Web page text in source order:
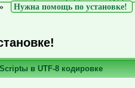
Нужна помощь по установке!
в UTF-8 кодировке